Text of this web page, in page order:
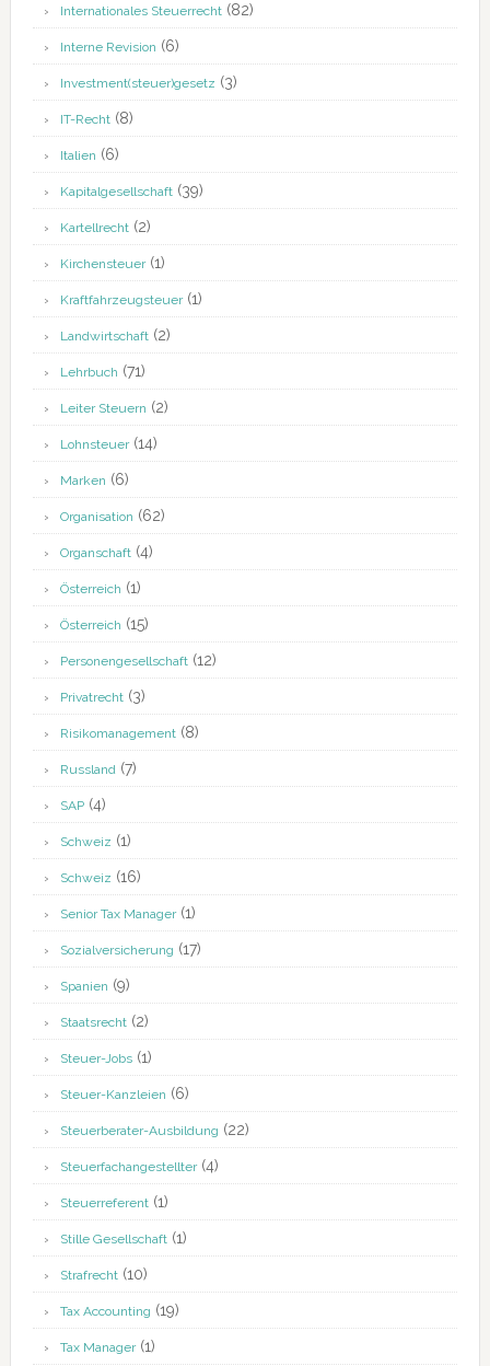
Internationales Steuerrecht(82)
Interne Revision (6)
Investment(steuer)gesetz (3)
IT-Recht(8)
Italien (6)
Kapitalgesellschaft(39)
Kartellrecht(2)
Kirchensteuer(1)
Kraftfahrzeugsteuer(1)
Landwirtschaft(2)
Lehrbuch (71)
Leiter Steuern (2)
Lohnsteuer(14)
Marken (6)
Organisation (62)
Organschaft(4)
Österreich (1)
Österreich (15)
Personengesellschaft(12)
Privatrecht(3)
Risikomanagement(8)
Russland(7)
SAP(4)
Schweiz (1)
Schweiz (16)
Senior Tax Manager(1)
Sozialversicherung (17)
Spanien (9)
Staatsrecht(2)
Steuer-Jobs(1)
Steuer-Kanzleien (6)
Steuerberater-Ausbildung (22)
Steuerfachangestellter(4)
Steuerreferent(1)
Stille Gesellschaft(1)
Strafrecht(10)
Tax Accounting (19)
Tax Manager(1)